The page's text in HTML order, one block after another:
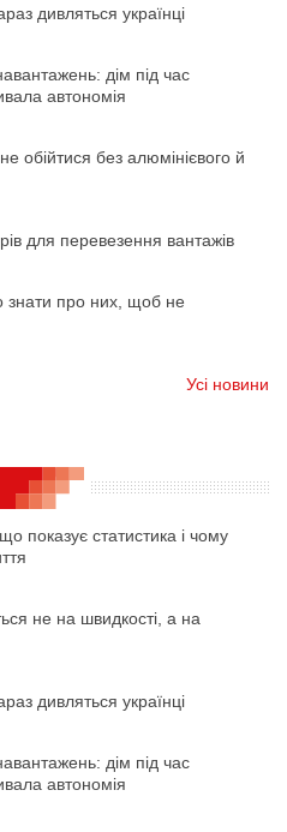
дивляться українці
дім під час
автономія
обійтися без алюмінієвого й
для перевезення вантажів
знати про них, щоб не
Усі новини
показує статистика і чому
не на швидкості, а на
дивляться українці
дім під час
автономія